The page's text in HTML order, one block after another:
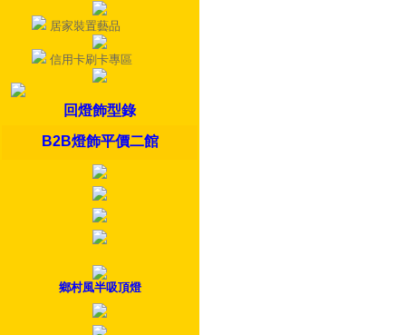
居家裝置藝品
信用卡刷卡專區
回燈飾型錄
B2B燈飾平價二館
鄉村風半吸頂燈